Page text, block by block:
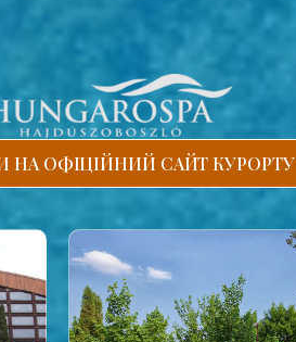
НА ОФІЦІЙНИЙ САЙТ КУРОРТУ